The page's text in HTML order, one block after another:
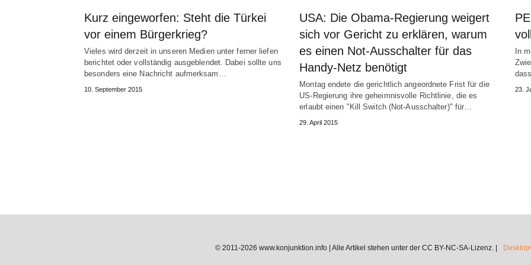
Kurz eingeworfen: Steht die Türkei
vor einem Bürgerkrieg?
Vieles wird derzeit in unseren Medien unter ferner liefen
berichtet oder vollständig ausgeblendet. Dabei sollte uns
besonders eine Nachricht aufmerksam…
10. September 2015
USA: Die Obama-Regierung weigert
sich vor Gericht zu erklären, warum
es einen Not-Ausschalter für das
Handy-Netz benötigt
Montag endete die gerichtlich angeordnete Frist für die
US-Regierung ihre geheimnisvolle Richtlinie, die es
erlaubt einen "Kill Switch (Not-Ausschalter)" für…
29. April 2015
In
23.
© 2011-2026 www.konjunktion.info | Alle Artikel stehen unter der CC BY-NC-SA-Lizenz. |